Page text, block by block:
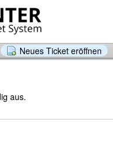
Neues Ticket eröffnen
aus.